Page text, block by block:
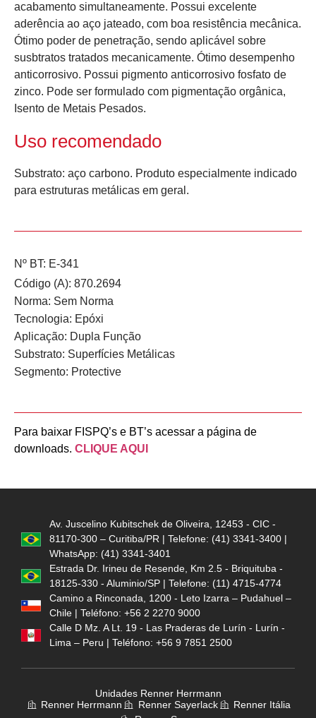
acabamento simultaneamente. Possui excelente
aderência ao aço jateado, com boa resistência mecânica.
Ótimo poder de penetração, sendo aplicável sobre
susbtratos tratados mecanicamente. Ótimo desempenho
anticorrosivo. Possui pigmento anticorrosivo fosfato de
zinco. Pode ser formulado com pigmentação orgânica,
Isento de Metais Pesados.
Uso recomendado
Substrato: aço carbono. Produto especialmente indicado
para estruturas metálicas em geral.
Nº BT: E-341
Código (A): 870.2694
Norma: Sem Norma
Tecnologia: Epóxi
Aplicação: Dupla Função
Substrato: Superfícies Metálicas
Segmento: Protective
Para baixar FISPQ’s e BT’s acessar a página de
downloads. CLIQUE AQUI
Av. Juscelino Kubitschek de Oliveira, 12453 - CIC -
81170-300 – Curitiba/PR | Telefone: (41) 3341-3400 |
WhatsApp: (41) 3341-3401
Estrada Dr. Irineu de Resende, Km 2.5 - Briquituba -
18125-330 - Aluminio/SP | Telefone: (11) 4715-4774
Camino a Rinconada, 1200 - Leto Izarra – Pudahuel –
Chile | Teléfono: +56 2 2270 9000
Calle D Mz. A Lt. 19 - Las Praderas de Lurín - Lurín -
Lima – Peru | Teléfono: +56 9 7851 2500
Unidades Renner Herrmann
Renner Herrmann
Renner Sayerlack
Renner Itália